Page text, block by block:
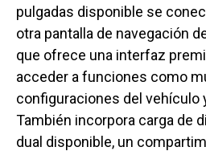
pulgadas disponible se
otra pantalla de navegación
que ofrece una interfaz
acceder a funciones como
configuraciones del vehículo
También incorpora carga de
dual disponible, un